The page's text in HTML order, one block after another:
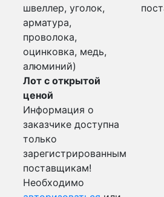
швеллер, уголок,
арматура,
проволока,
оцинковка, медь,
алюминий)
Лот с открытой
ценой
Информация о
заказчике доступна
только
зарегистрированным
поставщикам!
Необходимо